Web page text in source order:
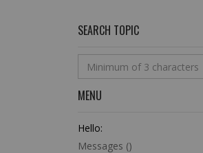
SEARCH TOPIC
MENU
Hello:
Messages ()